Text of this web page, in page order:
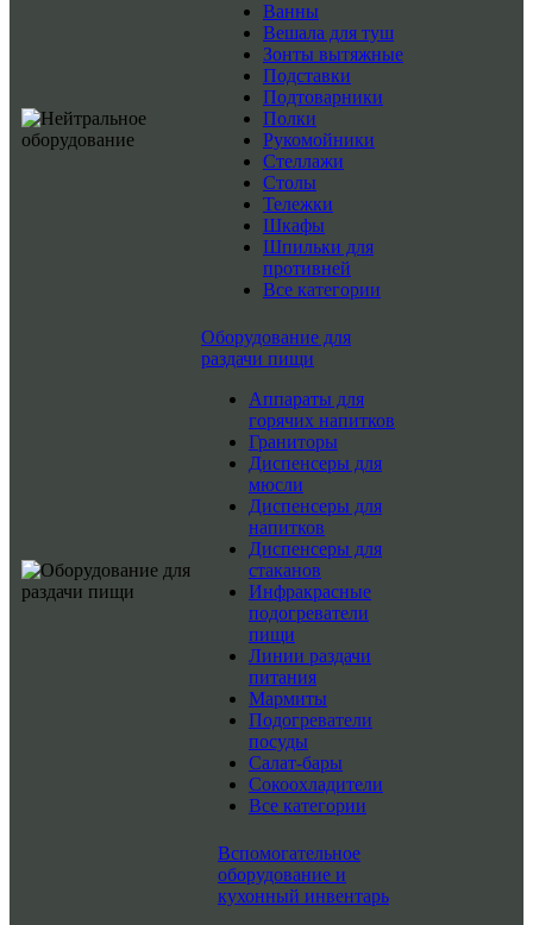
Ванны
Вешала для туш
Зонты вытяжные
Подставки
Подтоварники
Полки
Рукомойники
Стеллажи
Столы
Тележки
Шкафы
Шпильки для
противней
Все категории
Оборудование для
раздачи пищи
Аппараты для
горячих напитков
Граниторы
Диспенсеры для
мюсли
Диспенсеры для
напитков
Диспенсеры для
стаканов
Инфракрасные
подогреватели
пищи
Линии раздачи
питания
Мармиты
Подогреватели
посуды
Салат-бары
Сокоохладители
Все категории
Вспомогательное
оборудование и
кухонный инвентарь